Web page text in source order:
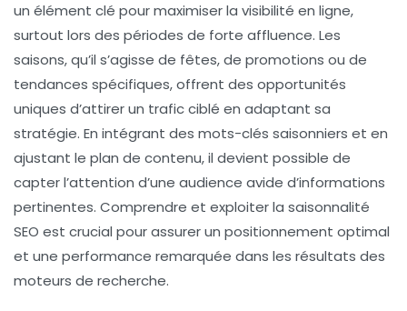
un élément clé pour maximiser la visibilité en ligne,
surtout lors des périodes de forte affluence. Les
saisons, qu’il s’agisse de fêtes, de promotions ou de
tendances spécifiques, offrent des opportunités
uniques d’attirer un trafic ciblé en adaptant sa
stratégie. En intégrant des mots-clés saisonniers et en
ajustant le plan de contenu, il devient possible de
capter l’attention d’une audience avide d’informations
pertinentes. Comprendre et exploiter la saisonnalité
SEO est crucial pour assurer un positionnement optimal
et une performance remarquée dans les résultats des
moteurs de recherche.